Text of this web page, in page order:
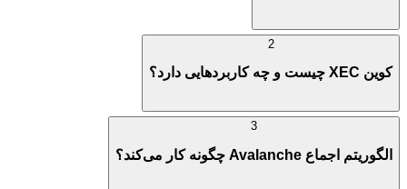
کوین XEC چیست و چه کاربردهایی دارد؟
الگوریتم اجماع Avalanche چگونه کار می‌کند؟